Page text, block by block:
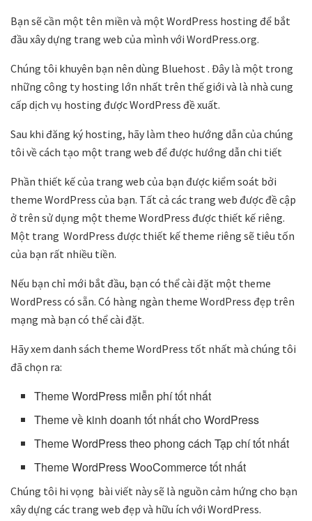
Bạn sẽ cần một tên miền và một WordPress hosting để bắt
đầu xây dựng trang web của mình với WordPress.org.
Chúng tôi khuyên bạn nên dùng Bluehost . Đây là một trong
những công ty hosting lớn nhất trên thế giới và là nhà cung
cấp dịch vụ hosting được WordPress đề xuất.
Sau khi đăng ký hosting, hãy làm theo hướng dẫn của chúng
tôi về cách tạo một trang web để được hướng dẫn chi tiết
Phần thiết kế của trang web của bạn được kiểm soát bởi
theme WordPress của bạn. Tất cả các trang web được đề cập
ở trên sử dụng một theme WordPress được thiết kế riêng.
Một trang WordPress được thiết kế theme riêng sẽ tiêu tốn
của bạn rất nhiều tiền.
Nếu bạn chỉ mới bắt đầu, bạn có thể cài đặt một theme
WordPress có sẵn. Có hàng ngàn theme WordPress đẹp trên
mạng mà bạn có thể cài đặt.
Hãy xem danh sách theme WordPress tốt nhất mà chúng tôi
đã chọn ra:
Theme WordPress miễn phí tốt nhất
Theme về kinh doanh tốt nhất cho WordPress
Theme WordPress theo phong cách Tạp chí tốt nhất
Theme WordPress WooCommerce tốt nhất
Chúng tôi hi vọng bài viết này sẽ là nguồn cảm hứng cho bạn
xây dựng các trang web đẹp và hữu ích với WordPress.